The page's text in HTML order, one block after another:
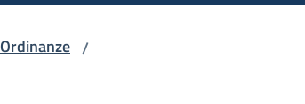
Ordinanze /